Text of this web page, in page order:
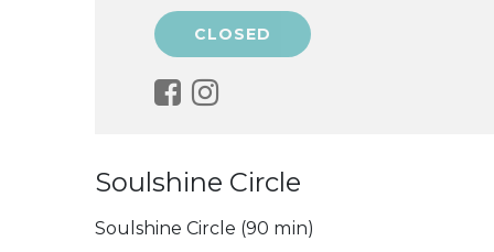
Soulshine Circle
Soulshine Circle (90 min)